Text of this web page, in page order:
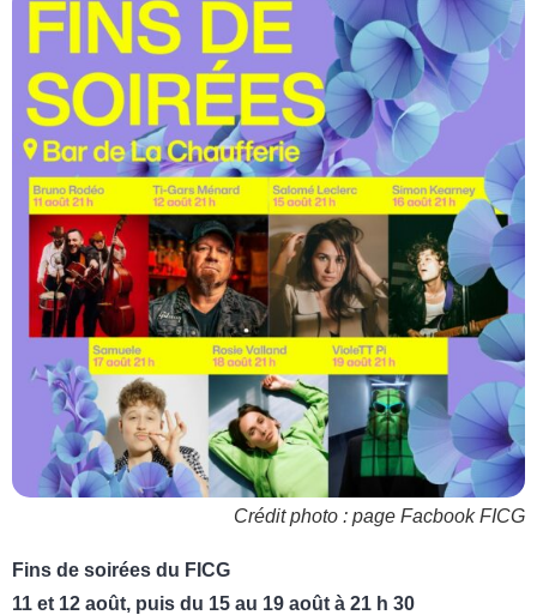
Crédit photo : page Facbook FICG
Fins de soirées du FICG
11 et 12 août, puis du 15 au 19 août à 21 h 30